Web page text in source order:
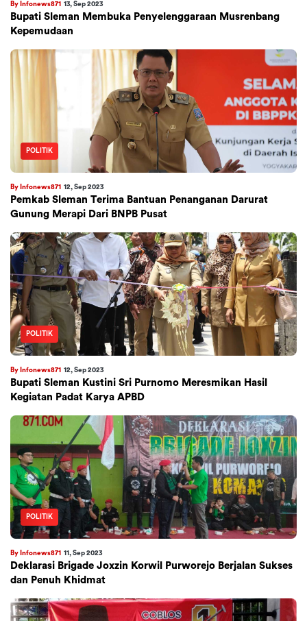
By Infonews871 13, Sep 2023
Bupati Sleman Membuka Penyelenggaraan Musrenbang
Kepemudaan
POLITIK
By Infonews871 12, Sep 2023
Pemkab Sleman Terima Bantuan Penanganan Darurat
Gunung Merapi Dari BNPB Pusat
POLITIK
By Infonews871 12, Sep 2023
Bupati Sleman Kustini Sri Purnomo Meresmikan Hasil
Kegiatan Padat Karya APBD
POLITIK
By Infonews871 11, Sep 2023
Deklarasi Brigade Joxzin Korwil Purworejo Berjalan Sukses
dan Penuh Khidmat